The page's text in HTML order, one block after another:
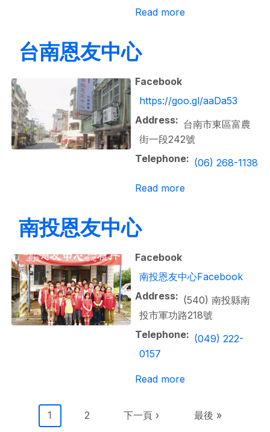
Read moreabout 三民恩友中
台南恩友中心
Facebook
https://goo.gl/aaDa53
Address
台南市東區富農
街一段242號
Telephone
(06) 268-1138
Read moreabout 台南恩友中
南投恩友中心
Facebook
南投恩友中心Facebook
Address
(540) 南投縣南
投市軍功路218號
Telephone
(049) 222-
0157
Read moreabout 南投恩友中
PaginationCurrent page
1 Page
2 Next page
下一頁 › Last page
最後 »